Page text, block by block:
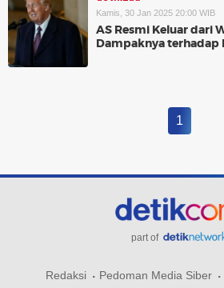
Kamis, 30 Jan 2025 20:00 WIB
AS Resmi Keluar dari
Dampaknya terhadap
1
part of
Redaksi Pedoman Media Siber